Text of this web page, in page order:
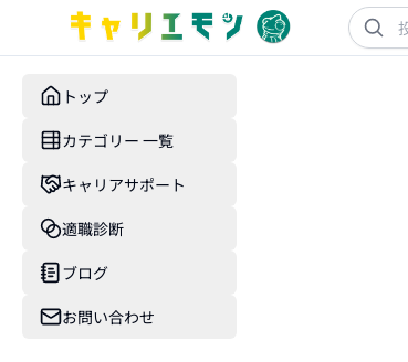
トップ
カテゴリー 一覧
キャリアサポート
適職診断
ブログ
お問い合わせ